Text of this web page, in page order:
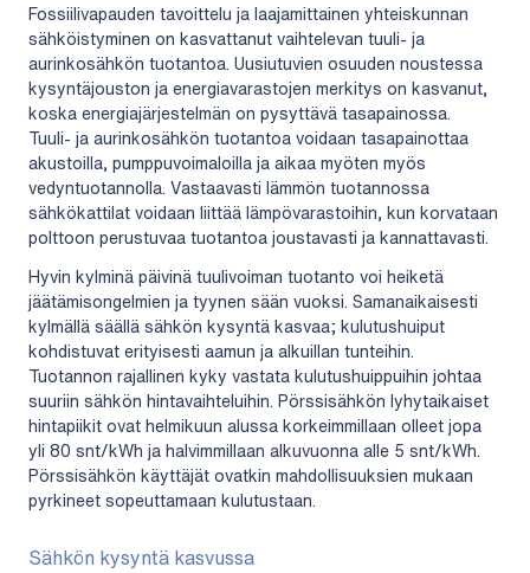
Fossiilivapauden tavoittelu ja laajamittainen yhteiskunnan
sähköistyminen on kasvattanut vaihtelevan tuuli- ja
aurinkosähkön tuotantoa. Uusiutuvien osuuden noustessa
kysyntäjouston ja energiavarastojen merkitys on kasvanut,
koska energiajärjestelmän on pysyttävä tasapainossa.
Tuuli- ja aurinkosähkön tuotantoa voidaan tasapainottaa
akustoilla, pumppuvoimaloilla ja aikaa myöten myös
vedyntuotannolla. Vastaavasti lämmön tuotannossa
sähkökattilat voidaan liittää lämpövarastoihin, kun korvataan
polttoon perustuvaa tuotantoa joustavasti ja kannattavasti.
Hyvin kylminä päivinä tuulivoiman tuotanto voi heiketä
jäätämisongelmien ja tyynen sään vuoksi. Samanaikaisesti
kylmällä säällä sähkön kysyntä kasvaa; kulutushuiput
kohdistuvat erityisesti aamun ja alkuillan tunteihin.
Tuotannon rajallinen kyky vastata kulutushuippuihin johtaa
suuriin sähkön hintavaihteluihin. Pörssisähkön lyhytaikaiset
hintapiikit ovat helmikuun alussa korkeimmillaan olleet jopa
yli 80 snt/kWh ja halvimmillaan alkuvuonna alle 5 snt/kWh.
Pörssisähkön käyttäjät ovatkin mahdollisuuksien mukaan
pyrkineet sopeuttamaan kulutustaan.
Sähkön kysyntä kasvussa